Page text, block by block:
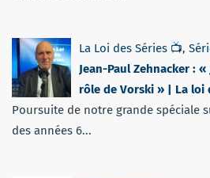
La Loi des Séries 📺,
Jean-Paul Zehnacker :
rôle de Vorski » | La loi
Poursuite de notre grande spéciale
des années 6...